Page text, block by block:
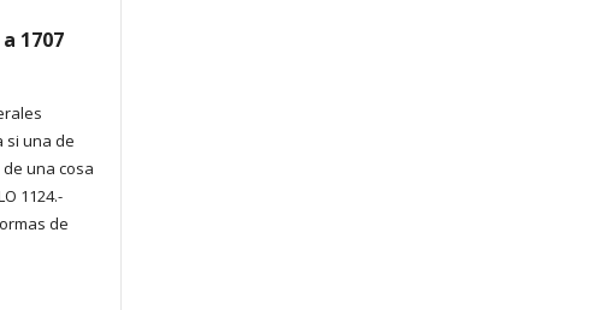
1707
si una de
una cosa
1124.-
de